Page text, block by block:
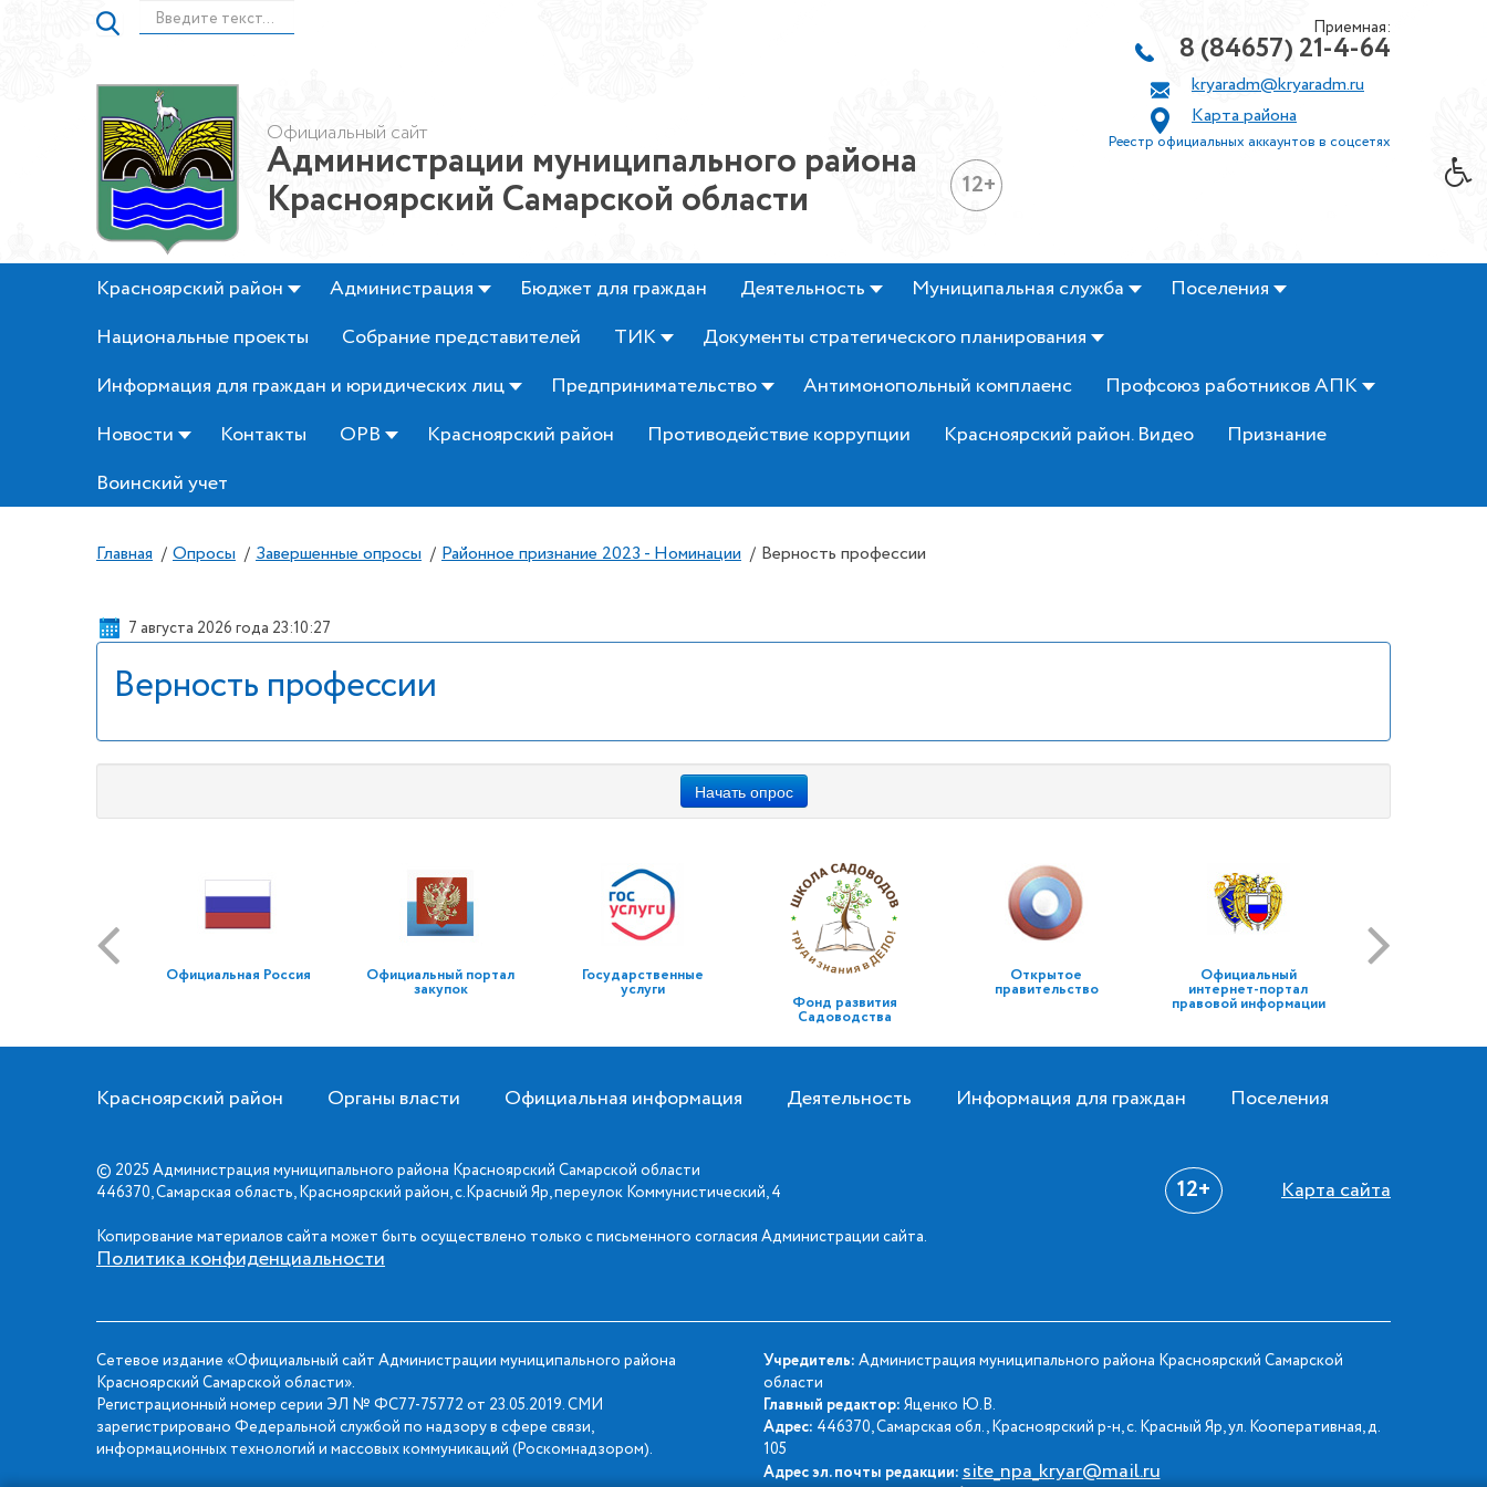
Официальный сайт
Администрации муниципального района
Красноярский Самарской области 12+
Приемная:
8 (84657) 21-4-64
kryaradm@kryaradm.ru
Карта района
Реестр официальных аккаунтов в соцсетях
Красноярский район Администрация Бюджет для граждан Деятельность Муниципальная служба
Поселения
Национальные проекты
Собрание представителей ТИК
Документы стратегического планирования
Информация для граждан и юридических лиц
Предпринимательство Антимонопольный комплаенс
Профсоюз работников АПК
Новости
Контакты ОРВ Красноярский район Противодействие коррупции Красноярский район. Видео
Признание
Воинский учет
Главная / Опросы / Завершенные опросы / Районное признание 2023 - Номинации / Верность профессии
7 августа 2026 года 23:10:28
Верность профессии
Начать опрос
Официальная Россия Официальный портал
закупок
Государственные
услуги
Фонд развития
Садоводства
Открытое
правительство
Официальный
интернет-портал
правовой информации
Красноярский район Органы власти Официальная информация Деятельность Информация для граждан Поселения
© 2025 Администрация муниципального района Красноярский Самарской области
446370, Самарская область, Красноярский район, с.Красный Яр, переулок Коммунистический, 4
Копирование материалов сайта может быть осуществлено только с письменного согласия Администрации сайта.
Политика конфиденциальности
12+ Карта сайта
Сетевое издание «Официальный сайт Администрации муниципального района
Красноярский Самарской области».
Регистрационный номер серии ЭЛ № ФС77-75772 от 23.05.2019. СМИ
зарегистрировано Федеральной службой по надзору в сфере связи,
информационных технологий и массовых коммуникаций (Роскомнадзором).
Учредитель: Администрация муниципального района Красноярский Самарской
области
Главный редактор: Яценко Ю.В.
Адрес: 446370, Самарская обл., Красноярский р-н, с. Красный Яр, ул. Кооперативная, д.
105
Адрес эл. почты редакции:site_npa_kryar@mail.ru